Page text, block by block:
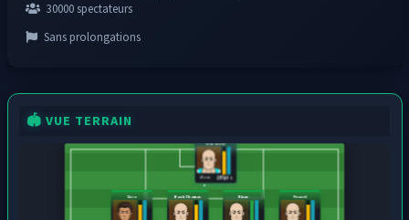
30000 spectateurs
Sans prolongations
🏟️ VUE TERRAIN
257 pts
28 ans
Xaco Noah Thomas Blanc Pavard